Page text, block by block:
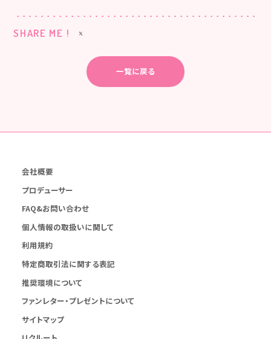
SHARE ME !
一覧に戻る
会社概要
プロデューサー
FAQ&お問い合わせ
個人情報の取扱いに関して
利用規約
特定商取引法に関する表記
推奨環境について
ファンレター・プレゼントについて
サイトマップ